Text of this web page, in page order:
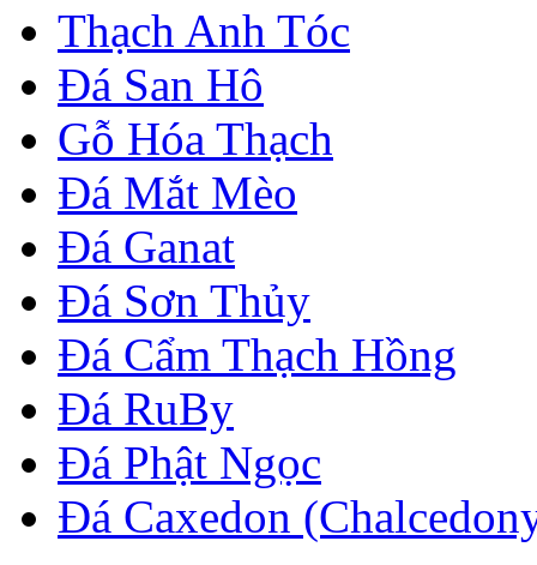
Thạch Anh Tóc
Đá San Hô
Gỗ Hóa Thạch
Đá Mắt Mèo
Đá Ganat
Đá Sơn Thủy
Đá Cẩm Thạch Hồng
Đá RuBy
Đá Phật Ngọc
Đá Caxedon